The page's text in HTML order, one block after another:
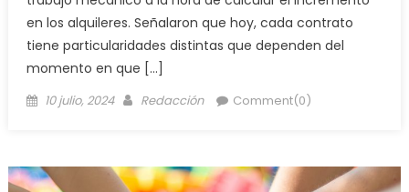
en los alquileres. Señalaron que hoy, cada contrato
tiene particularidades distintas que dependen del
momento en que […]
10 julio, 2024 Redacción Comment(0)